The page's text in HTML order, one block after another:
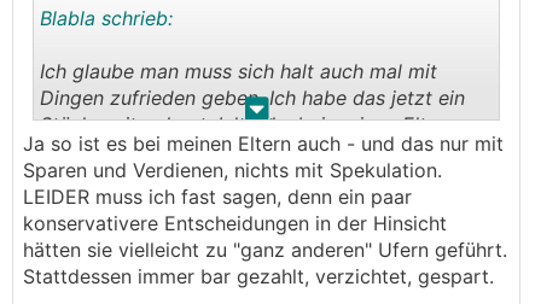
. .
Blabla schrieb:
Ich glaube man muss sich halt auch mal mit
Dingen zufrieden geben. Ich habe das jetzt ein
Stück weit gelernt. Ich sehs bei meinen Eltern.
Die haben ein abbezahltes Haus in dem bis zu
ihrem Tod voraussichtlich nichts zu machen ist.
Dazu Reserve angespart falls sie was für Pflege
brauchen. Die können ihr Gehalt zu 100%
ausgeben und die sagen selber es macht keinen
Unterschied ob die Pension jetzt ein Tausender
Ja so ist es bei meinen Eltern auch - und das nur mit
Sparen und Verdienen, nichts mit Spekulation.
LEIDER muss ich fast sagen, denn ein paar
konservativere Entscheidungen in der Hinsicht
hätten sie vielleicht zu "ganz anderen" Ufern geführt.
Stattdessen immer bar gezahlt, verzichtet, gespart.